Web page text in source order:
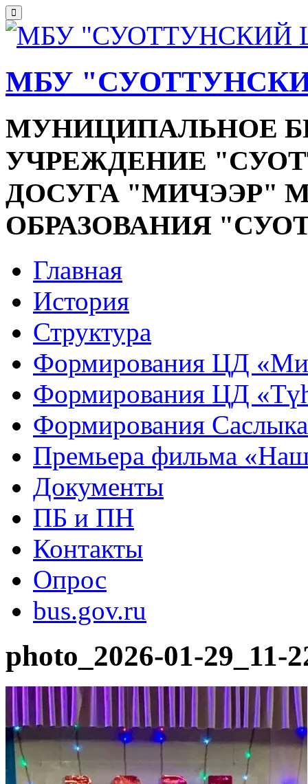
МБУ
МУНИЦИПАЛЬНОЕ
УЧРЕЖДЕНИЕ
ДОСУГА "МИЧЭЭР"
ОБРАЗОВАНИЯ
Главная
История
Структура
Формирования ЦД
Формирования ЦД
Формирования
Премьера фильма
Документы
ПБ и ПН
Контакты
Опрос
bus.gov.ru
photo_2026-01-29_11-